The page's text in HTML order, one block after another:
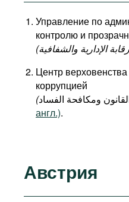
Управление по
контролю и
Центр
коррупцией
(ومكافحة الفساد
англ.).
Австрия